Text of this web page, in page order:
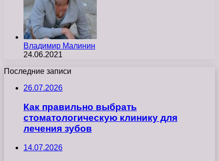
Владимир Малинин
24.06.2021
Последние записи
26.07.2026
Как правильно выбрать
стоматологическую клинику для
лечения зубов
14.07.2026